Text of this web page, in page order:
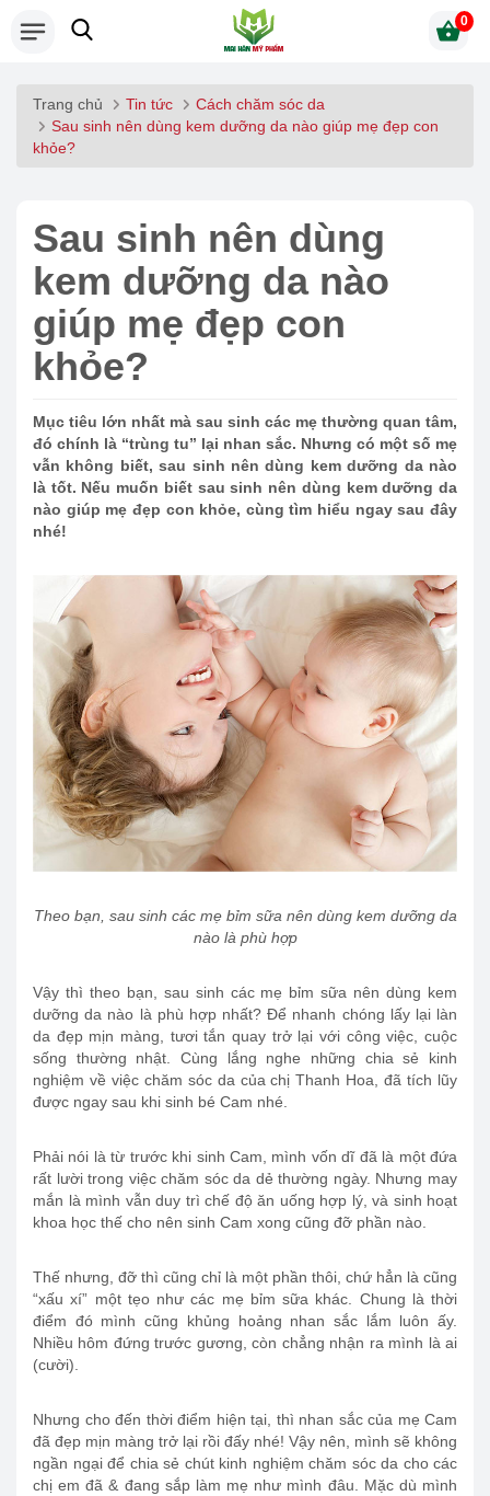
0
Trang chủ Tin tức
Cách chăm sóc da
Sau sinh nên dùng kem dưỡng da nào giúp mẹ đẹp con
khỏe?
Sau sinh nên dùng
kem dưỡng da nào
giúp mẹ đẹp con
khỏe?
Mục tiêu lớn nhất mà sau sinh các mẹ thường quan tâm,
đó chính là “trùng tu” lại nhan sắc. Nhưng có một số mẹ
vẫn không biết, sau sinh nên dùng kem dưỡng da nào
là tốt. Nếu muốn biết sau sinh nên dùng kem dưỡng da
nào giúp mẹ đẹp con khỏe, cùng tìm hiểu ngay sau đây
nhé!
Theo bạn, sau sinh các mẹ bỉm sữa nên dùng kem dưỡng da
nào là phù hợp
Vậy thì theo bạn, sau sinh các mẹ bỉm sữa nên dùng kem
dưỡng da nào là phù hợp nhất? Để nhanh chóng lấy lại làn
da đẹp mịn màng, tươi tắn quay trở lại với công việc, cuộc
sống thường nhật. Cùng lắng nghe những chia sẻ kinh
nghiệm về việc chăm sóc da của chị Thanh Hoa, đã tích lũy
được ngay sau khi sinh bé Cam nhé.
Phải nói là từ trước khi sinh Cam, mình vốn dĩ đã là một đứa
rất lười trong việc chăm sóc da dẻ thường ngày. Nhưng may
mắn là mình vẫn duy trì chế độ ăn uống hợp lý, và sinh hoạt
khoa học thế cho nên sinh Cam xong cũng đỡ phần nào.
Thế nhưng, đỡ thì cũng chỉ là một phần thôi, chứ hẳn là cũng
“xấu xí” một tẹo như các mẹ bỉm sữa khác. Chung là thời
điểm đó mình cũng khủng hoảng nhan sắc lắm luôn ấy.
Nhiều hôm đứng trước gương, còn chẳng nhận ra mình là ai
(cười).
Nhưng cho đến thời điểm hiện tại, thì nhan sắc của mẹ Cam
đã đẹp mịn màng trở lại rồi đấy nhé! Vậy nên, mình sẽ không
ngần ngại để chia sẻ chút kinh nghiệm chăm sóc da cho các
chị em đã & đang sắp làm mẹ như mình đâu. Mặc dù mình